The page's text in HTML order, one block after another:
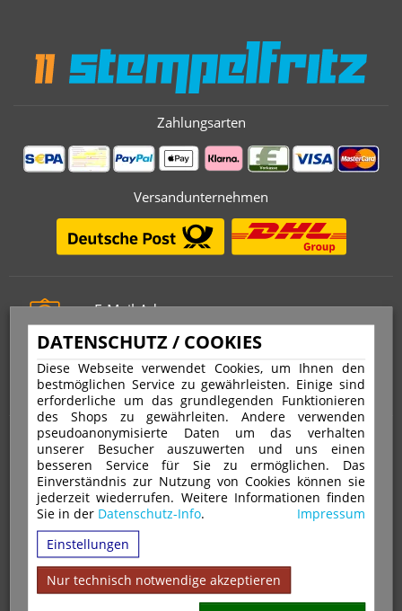
DATENSCHUTZ / COOKIES
Diese Webseite verwendet Cookies, um Ihnen den
bestmöglichen Service zu gewährleisten. Einige sind
erforderliche um das grundlegenden Funktionieren
des Shops zu gewährleiten. Andere verwenden
pseudoanonymisierte Daten um das verhalten
unserer Besucher auszuwerten und uns einen
besseren Service für Sie zu ermöglichen. Das
Einverständnis zur Nutzung von Cookies können sie
jederzeit wiederrufen. Weitere Informationen finden
Sie in der Datenschutz-Info.
Impressum
Einstellungen
Nur technisch notwendige akzeptieren
Zahlungsarten
Versandunternehmen
E-Mail-Adresse
info@stempelfritz.de
Telefon
0221 677 812 08
Über uns
VERTRAG WIDERRUFEN
IMPRESSUM
DATENSCHUTZ
WIDERRUFSRECHT
AGB
VERSAND & ZAHLUNGSARTEN
WARENKORB
MAGAZIN